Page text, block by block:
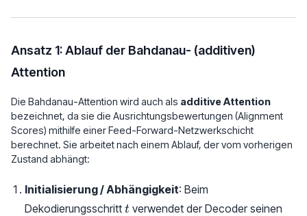
Ansatz 1: Ablauf der Bahdanau- (additiven)
Attention
Die Bahdanau-Attention wird auch als additive Attention
bezeichnet, da sie die Ausrichtungsbewertungen (Alignment
Scores) mithilfe einer Feed-Forward-Netzwerkschicht
berechnet. Sie arbeitet nach einem Ablauf, der vom vorherigen
Zustand abhängt:
Initialisierung / Abhängigkeit: Beim
Dekodierungsschritt t
t verwendet der Decoder seinen